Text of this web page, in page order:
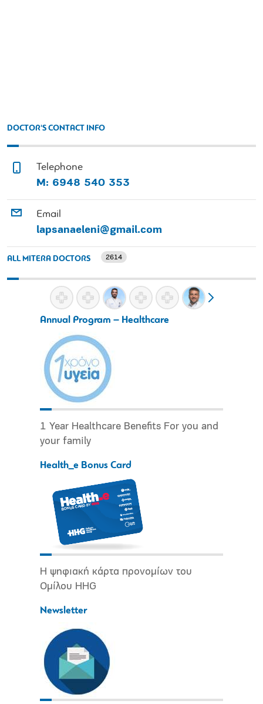
DOCTOR'S CONTACT INFO
Telephone
Μ: 6948 540 353
Email
lapsanaeleni@gmail.com
ALL MITERA DOCTORS 2614
Annual Program – Healthcare
1 Year Healthcare Benefits For you and
your family
Health_e Bonus Card
Η ψηφιακή κάρτα προνομίων του
Ομίλου HHG
Newsletter